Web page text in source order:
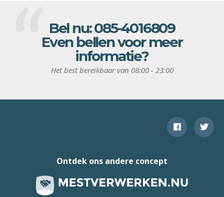
Bel nu:085-4016809
Even bellen voor meer
informatie?
Het best bereikbaar van 08:00 - 23:00
Ontdek ons andere concept